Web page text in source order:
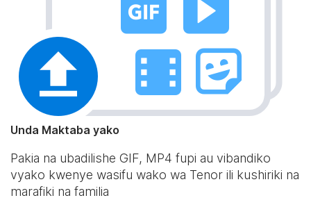
Unda Maktaba yako
Pakia na ubadilishe GIF, MP4 fupi au vibandiko
vyako kwenye wasifu wako wa Tenor ili kushiriki na
marafiki na familia